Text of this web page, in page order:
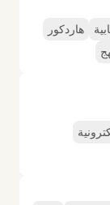
هاردكور